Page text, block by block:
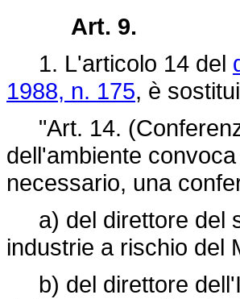
Art. 9.
1. L'articolo 14 del
1988, n. 175, è
"Art. 14.
dell'ambiente
necessario, una
a) del direttore del
industrie a rischio del
b) del direttore